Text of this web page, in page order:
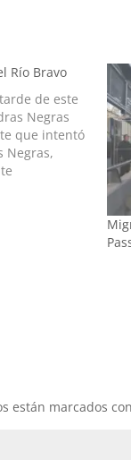
Río Bravo
de este
Negras
que intentó
Negras,
están marcados con